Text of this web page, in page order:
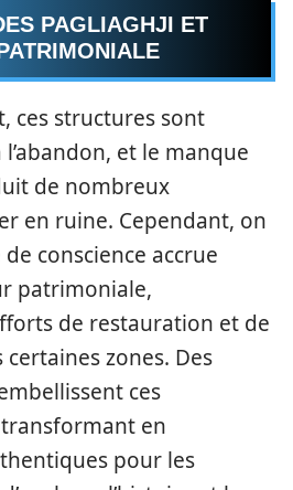
PAGLIAGHJI ET
ces structures sont
et le manque
de nombreux
en ruine. Cependant, on
conscience accrue
patrimoniale,
de restauration et de
zones. Des
ces
en
pour les